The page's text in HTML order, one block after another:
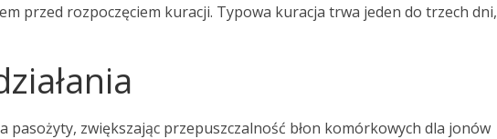
przed rozpoczęciem kuracji. Typowa kuracja trwa jeden do trzech dni,
pasożyty, zwiększając przepuszczalność błon komórkowych dla jonów